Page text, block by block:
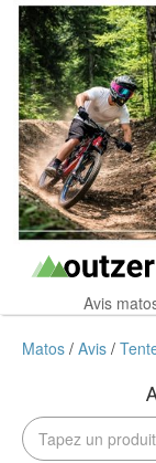
Avis
Matos Avis